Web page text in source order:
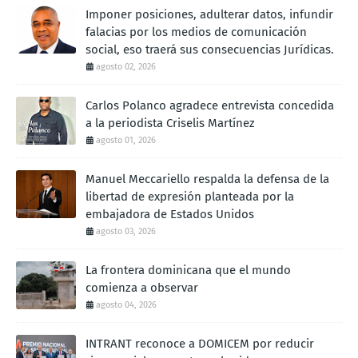
Imponer posiciones, adulterar datos, infundir
falacias por los medios de comunicación
social, eso traerá sus consecuencias Jurídicas.
agosto 02, 2026
Carlos Polanco agradece entrevista concedida
a la periodista Criselis Martínez
agosto 01, 2026
Manuel Meccariello respalda la defensa de la
libertad de expresión planteada por la
embajadora de Estados Unidos
agosto 03, 2026
La frontera dominicana que el mundo
comienza a observar
agosto 04, 2026
INTRANT reconoce a DOMICEM por reducir